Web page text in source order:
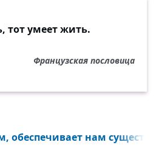
тот умеет жить.
Французская пословица
обеспечивает нам